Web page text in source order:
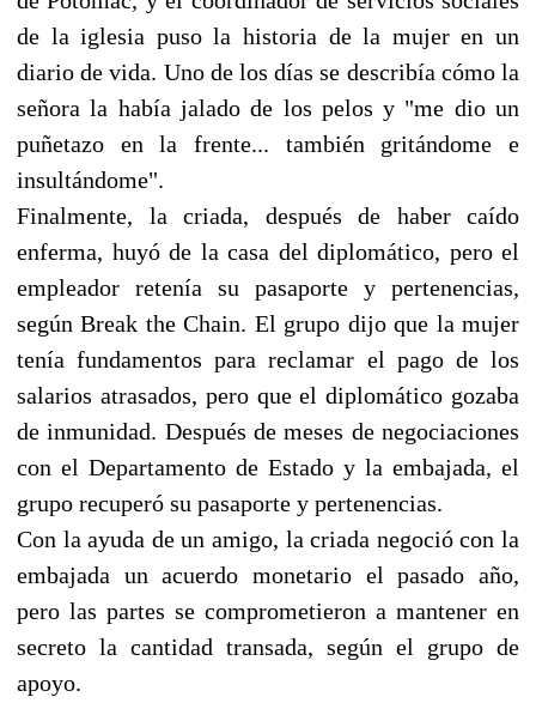
de la iglesia puso la historia de la mujer en un
diario de vida. Uno de los días se describía cómo la
señora la había jalado de los pelos y "me dio un
puñetazo en la frente... también gritándome e
insultándome".
Finalmente, la criada, después de haber caído
enferma, huyó de la casa del diplomático, pero el
empleador retenía su pasaporte y pertenencias,
según Break the Chain. El grupo dijo que la mujer
tenía fundamentos para reclamar el pago de los
salarios atrasados, pero que el diplomático gozaba
de inmunidad. Después de meses de negociaciones
con el Departamento de Estado y la embajada, el
grupo recuperó su pasaporte y pertenencias.
Con la ayuda de un amigo, la criada negoció con la
embajada un acuerdo monetario el pasado año,
pero las partes se comprometieron a mantener en
secreto la cantidad transada, según el grupo de
apoyo.